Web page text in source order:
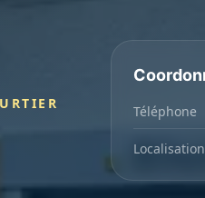
Téléphone
Localisation